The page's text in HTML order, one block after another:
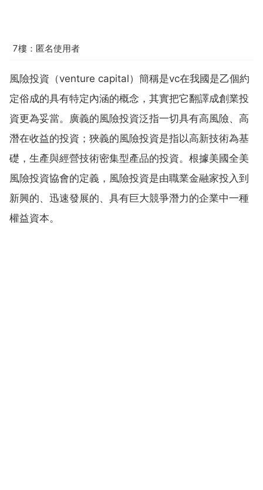
7樓：匿名使用者
風險投資（venture capital）簡稱是vc在我國是乙個約
定俗成的具有特定內涵的概念，其實把它翻譯成創業投
資更為妥當。廣義的風險投資泛指一切具有高風險、高
潛在收益的投資；狹義的風險投資是指以高新技術為基
礎，生產與經營技術密集型產品的投資。根據美國全美
風險投資協會的定義，風險投資是由職業金融家投入到
新興的、迅速發展的、具有巨大競爭潛力的企業中一種
權益資本。